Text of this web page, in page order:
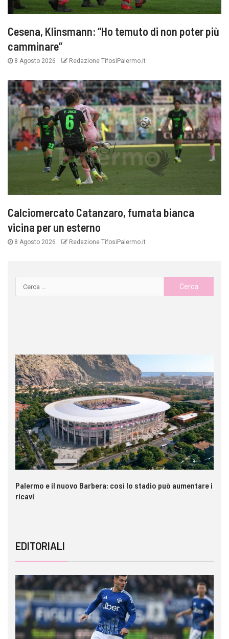
Cesena, Klinsmann: “Ho temuto di non poter più
camminare”
8 Agosto 2026 Redazione TifosiPalermo.it
Calciomercato Catanzaro, fumata bianca
vicina per un esterno
8 Agosto 2026 Redazione TifosiPalermo.it
Palermo e il nuovo Barbera: così lo stadio può aumentare i
ricavi
EDITORIALI